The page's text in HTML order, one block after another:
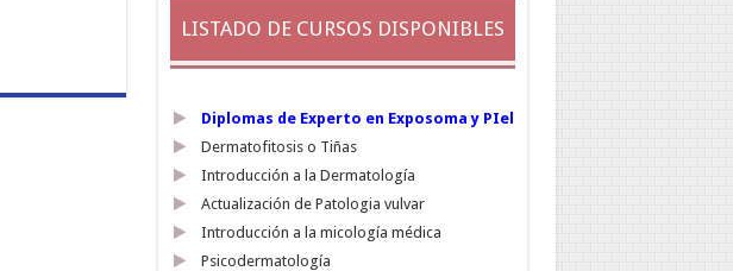
LISTADO DE CURSOS DISPONIBLES
Diplomas de Experto en Exposoma y PIel
Dermatofitosis o Tiñas
Introducción a la Dermatología
Actualización de Patologia vulvar
Introducción a la micología médica
Psicodermatología